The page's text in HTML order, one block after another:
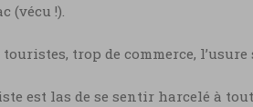
(vécu !).
touristes, trop de commerce, l’usure
est las de se sentir harcelé à